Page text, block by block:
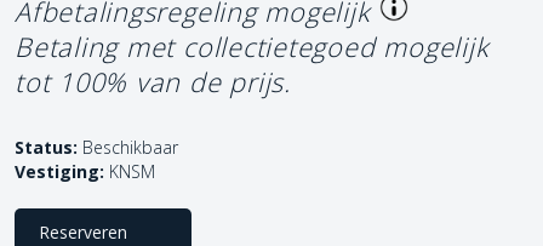
Afbetalingsregeling mogelijk
Betaling met collectietegoed mogelijk
tot 100% van de prijs.
Status: Beschikbaar
Vestiging: KNSM
Reserveren